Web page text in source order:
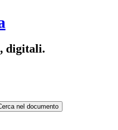
digitali.
nel documento